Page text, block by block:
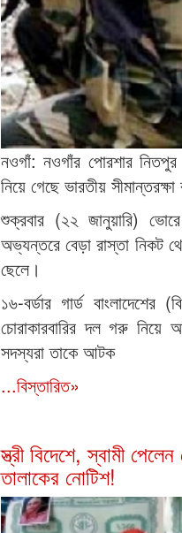
নওগাঁ: নওগাঁর পোরশার
নিয়ে গেছে ভারতীয়
শুক্রবার (২২ জানুয়ারি)
অভ্যন্তরে বেড়া রাস্তা নিকট
ছেলে।
১৬-বর্ডার গার্ড
চোরাকারবারির দল গরু
সদস্যরা তাকে আটক
...বিস্তারিত»
স্ত্রী বিদেশে, স্বামী
তালাকের নোটিশ!